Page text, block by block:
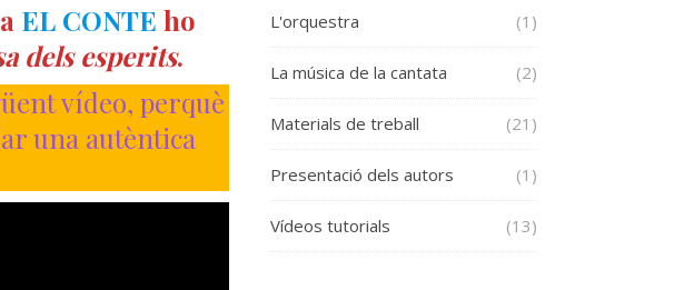
EL CONTE ho
dels esperits.
vídeo, perquè
una autèntica
L'orquestra (1)
La música de la cantata (2)
Materials de treball (21)
Presentació dels autors (1)
Vídeos tutorials (13)